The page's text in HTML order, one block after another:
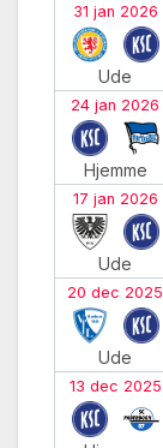
31 jan 2026
Ude
24 jan 2026
Hjemme
17 jan 2026
Ude
20 dec 2025
Ude
13 dec 2025